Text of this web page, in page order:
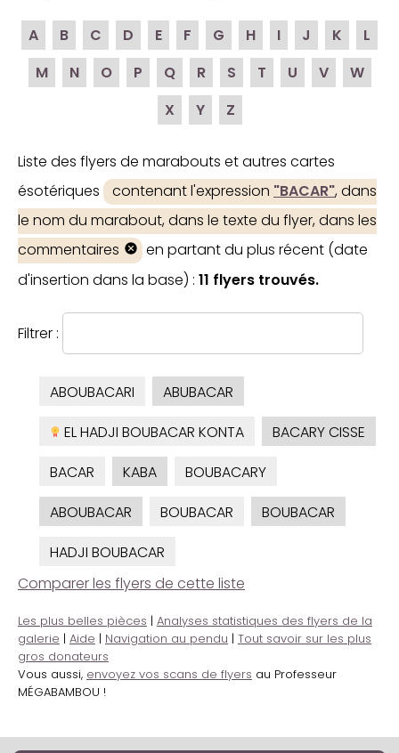
A B C D E F G H I J K
L
M
N O P Q R S T U V
W
X
Y Z
Liste des flyers de marabouts et autres cartes
ésotériques
contenant l'expression "BACAR", dans
le nom du marabout, dans le texte du flyer, dans les
commentaires
en partant du plus récent (date
d'insertion dans la base) : 11 flyers trouvés.
Filtrer :
ABOUBACARI
ABUBACAR
EL HADJI BOUBACAR KONTA
BACARY CISSE
BACAR
KABA
BOUBACARY
ABOUBACAR
BOUBACAR
BOUBACAR
HADJI BOUBACAR
Comparer les flyers de cette liste
Les plus belles pièces | Analyses statistiques des flyers de la
galerie | Aide | Navigation au pendu | Tout savoir sur les plus
gros donateurs
Vous aussi, envoyez vos scans de flyers au Professeur
MÉGABAMBOU !